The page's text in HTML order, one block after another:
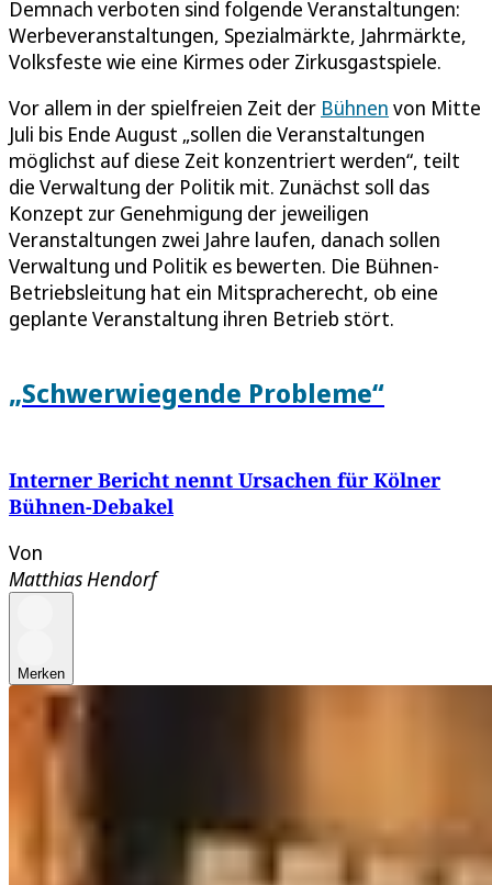
Demnach verboten sind folgende Veranstaltungen:
Werbeveranstaltungen, Spezialmärkte, Jahrmärkte,
Volksfeste wie eine Kirmes oder Zirkusgastspiele.
Vor allem in der spielfreien Zeit der Bühnen von Mitte
Juli bis Ende August „sollen die Veranstaltungen
möglichst auf diese Zeit konzentriert werden“, teilt
die Verwaltung der Politik mit. Zunächst soll das
Konzept zur Genehmigung der jeweiligen
Veranstaltungen zwei Jahre laufen, danach sollen
Verwaltung und Politik es bewerten. Die Bühnen-
Betriebsleitung hat ein Mitspracherecht, ob eine
geplante Veranstaltung ihren Betrieb stört.
„Schwerwiegende Probleme“
Interner Bericht nennt Ursachen für Kölner
Bühnen-Debakel
Von
Matthias Hendorf
Merken